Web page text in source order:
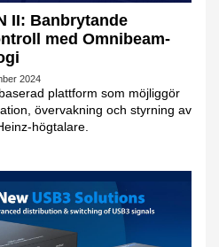
II: Banbrytande
med Omnibeam-
2024
plattform som möjliggör
övervakning och styrning av
högtalare.